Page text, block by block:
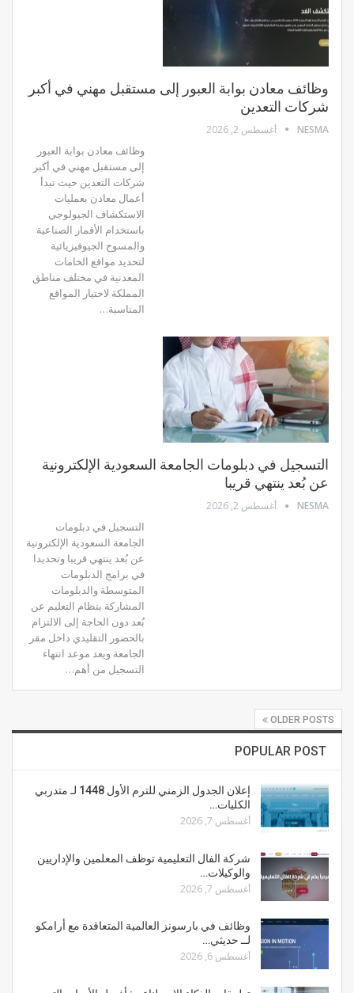
وظائف معادن بوابة العبور إلى مستقبل مهني في أكبر
شركات التعدين
NESMA أغسطس 2, 2026
وظائف معادن بوابة العبور
إلى مستقبل مهني في أكبر
شركات التعدين حيث تبدأ
أعمال معادن بعمليات
الاستكشاف الجيولوجي
باستخدام الأقمار الصناعية
والمسوح الجيوفيزيائية
لتحديد مواقع الخامات
المعدنية في مختلف مناطق
المملكة لاختيار المواقع
المناسبة…
التسجيل في دبلومات الجامعة السعودية الإلكترونية
عن بُعد ينتهي قريبا
NESMA أغسطس 2, 2026
التسجيل في دبلومات
الجامعة السعودية الإلكترونية
عن بُعد ينتهي قريبا وتحديدا
في برامج الدبلومات
المتوسطة والدبلومات
المشاركة بنظام التعليم عن
بُعد دون الحاجة إلى الالتزام
بالحضور التقليدي داخل مقر
الجامعة ويعد موعد انتهاء
التسجيل من أهم…
OLDER POSTS
POPULAR POST
إعلان الجدول الزمني للترم الأول 1448 لـ متدربي
الكليات…
أغسطس 7, 2026
شركة الفال التعليمية توظف المعلمين والإداريين
والوكيلات…
أغسطس 7, 2026
وظائف في بارسونز العالمية المتعاقدة مع أرامكو
لــ حديثي…
أغسطس 6, 2026